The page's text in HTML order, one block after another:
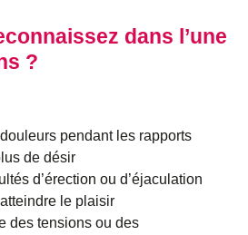
dans l’une
?
pendant les rapports
de désir
d’érection ou d’éjaculation
le plaisir
des tensions ou des